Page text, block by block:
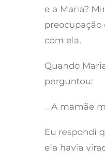
e a Maria?
preocupação
com ela.
Quando
perguntou:
_ A mamãe
Eu respondi
ela havia